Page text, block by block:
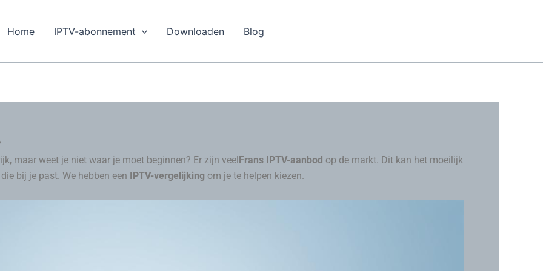
Home IPTV-abonnement Downloaden Blog
maar weet je niet waar je moet beginnen? Er zijn veel Frans IPTV-aanbod op de markt. Dit kan het moeilijk
die bij je past. We hebben een IPTV-vergelijking om je te helpen kiezen.